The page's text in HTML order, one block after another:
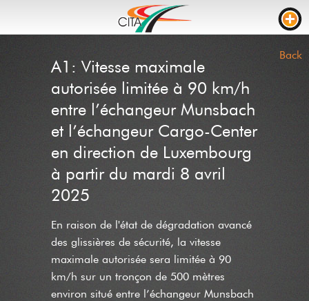
LIVE STREAM
ROAD WORKS
TRAVEL TIME
TRUCK PARKING
ROADWORKS
INCIDENTS
CONTACT US
NEWS
Back
A1: Vitesse maximale
autorisée limitée à 90 km/h
entre l’échangeur Munsbach
et l’échangeur Cargo-Center
en direction de Luxembourg
à partir du mardi 8 avril
2025
En raison de l'état de dégradation avancé
des glissières de sécurité, la vitesse
maximale autorisée sera limitée à 90
km/h sur un tronçon de 500 mètres
environ situé entre l’échangeur Munsbach